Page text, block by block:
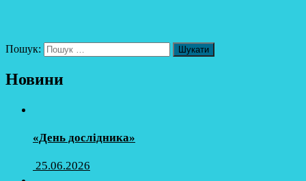
Пошук:
Новини
«День дослідника»
25.06.2026